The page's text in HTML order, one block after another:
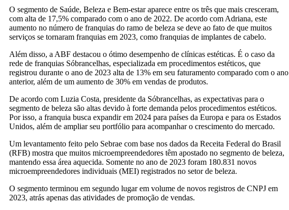
O segmento de Saúde, Beleza e Bem-estar aparece entre os três que mais cresceram,
com alta de 17,5% comparado com o ano de 2022. De acordo com Adriana, este
aumento no número de franquias do ramo de beleza se deve ao fato de que muitos
serviços se tornaram franquias em 2023, como franquias de implantes de cabelo.
Além disso, a ABF destacou o ótimo desempenho de clínicas estéticas. É o caso da
rede de franquias Sóbrancelhas, especializada em procedimentos estéticos, que
registrou durante o ano de 2023 alta de 13% em seu faturamento comparado com o ano
anterior, além de um aumento de 30% em vendas de produtos.
De acordo com Luzia Costa, presidente da Sóbrancelhas, as expectativas para o
segmento de beleza são altas devido à forte demanda pelos procedimentos estéticos.
Por isso, a franquia busca expandir em 2024 para países da Europa e para os Estados
Unidos, além de ampliar seu portfólio para acompanhar o crescimento do mercado.
Um levantamento feito pelo Sebrae com base nos dados da Receita Federal do Brasil
(RFB) mostra que muitos microempreendedores têm apostado no segmento de beleza,
mantendo essa área aquecida. Somente no ano de 2023 foram 180.831 novos
microempreendedores individuais (MEI) registrados no setor de beleza.
O segmento terminou em segundo lugar em volume de novos registros de CNPJ em
2023, atrás apenas das atividades de promoção de vendas.